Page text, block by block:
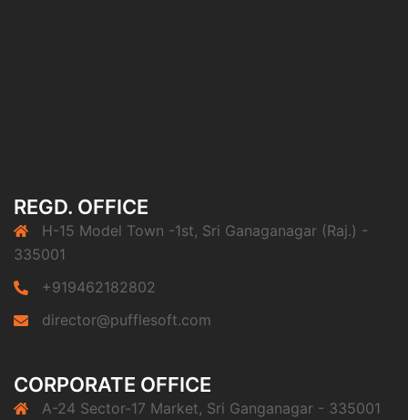
REGD. OFFICE
H-15 Model Town -1st, Sri Ganaganagar (Raj.) -
335001
+919462182802
director@pufflesoft.com
CORPORATE OFFICE
A-24 Sector-17 Market, Sri Ganganagar - 335001